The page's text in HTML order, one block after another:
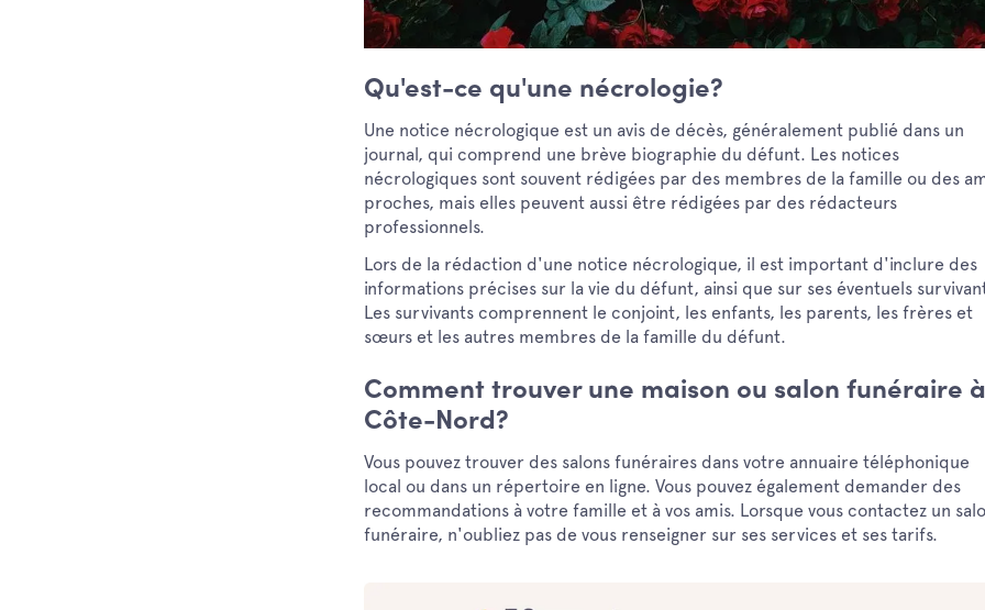
Qu'est-ce qu'une nécrologie?
Une notice nécrologique est un avis de décès, généralement publié dans un
journal, qui comprend une brève biographie du défunt. Les notices
nécrologiques sont souvent rédigées par des membres de la famille ou des
proches, mais elles peuvent aussi être rédigées par des rédacteurs
professionnels.
Lors de la rédaction d'une notice nécrologique, il est important d'inclure des
informations précises sur la vie du défunt, ainsi que sur ses éventuels
Les survivants comprennent le conjoint, les enfants, les parents, les frères et
sœurs et les autres membres de la famille du défunt.
Comment trouver une maison ou salon funéraire à
Côte-Nord?
Vous pouvez trouver des salons funéraires dans votre annuaire téléphonique
local ou dans un répertoire en ligne. Vous pouvez également demander des
recommandations à votre famille et à vos amis. Lorsque vous contactez un
funéraire, n'oubliez pas de vous renseigner sur ses services et ses tarifs.